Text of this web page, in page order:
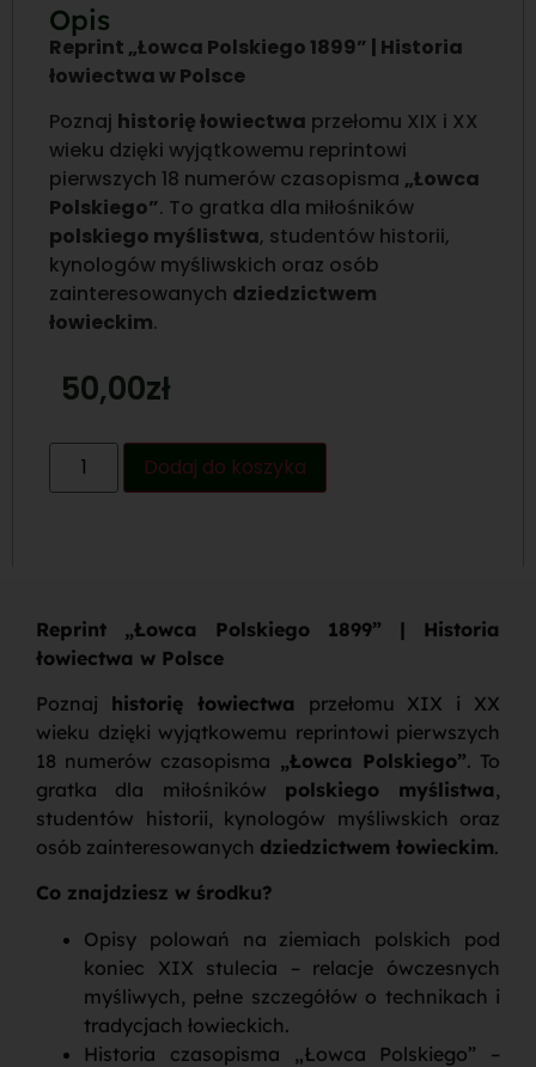
Opis
Reprint „Łowca Polskiego 1899” | Historia
łowiectwa w Polsce
Poznaj historię łowiectwa przełomu XIX i XX
wieku dzięki wyjątkowemu reprintowi
pierwszych 18 numerów czasopisma „Łowca
Polskiego”. To gratka dla miłośników
polskiego myślistwa, studentów historii,
kynologów myśliwskich oraz osób
zainteresowanych dziedzictwem
łowieckim.
50,00zł
Dodaj do koszyka
Reprint „Łowca Polskiego 1899” | Historia
łowiectwa w Polsce
Poznaj historię łowiectwa przełomu XIX i XX
wieku dzięki wyjątkowemu reprintowi pierwszych
18 numerów czasopisma „Łowca Polskiego”. To
gratka dla miłośników polskiego myślistwa,
studentów historii, kynologów myśliwskich oraz
osób zainteresowanych dziedzictwem łowieckim.
Co znajdziesz w środku?
Opisy polowań na ziemiach polskich pod
koniec XIX stulecia – relacje ówczesnych
myśliwych, pełne szczegółów o technikach i
tradycjach łowieckich.
Historia czasopisma „Łowca Polskiego” –